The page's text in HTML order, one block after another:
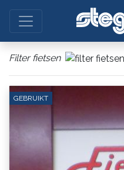
Filter fietsen
GEBRUIKT